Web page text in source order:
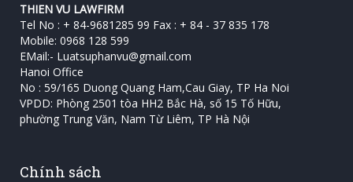
THIEN VU LAWFIRM
Tel No : + 84-9681285 99 Fax : + 84 - 37 835 178
Mobile: 0968 128 599
EMail:- Luatsuphanvu@gmail.com
Hanoi Office
No : 59/165 Duong Quang Ham,Cau Giay, TP Ha Noi
VPDD: Phòng 2501 tòa HH2 Bắc Hà, số 15 Tố Hữu, ‎
phường Trung Văn, Nam Từ Liêm, TP Hà Nội
Chính sách